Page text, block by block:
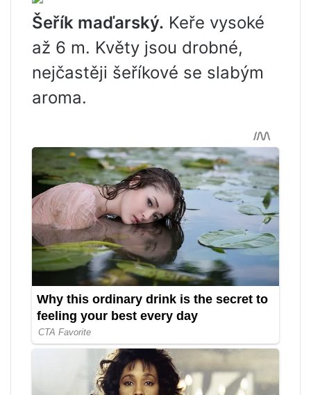
Šeřík maďarský. Keře vysoké
až 6 m. Květy jsou drobné,
nejčastěji šeříkové se slabým
aroma.